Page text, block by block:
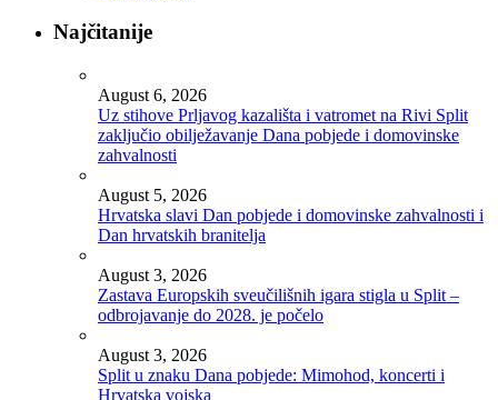
Najčitanije
August 6, 2026
Uz stihove Prljavog kazališta i vatromet na Rivi Split
zaključio obilježavanje Dana pobjede i domovinske
zahvalnosti
August 5, 2026
Hrvatska slavi Dan pobjede i domovinske zahvalnosti i
Dan hrvatskih branitelja
August 3, 2026
Zastava Europskih sveučilišnih igara stigla u Split –
odbrojavanje do 2028. je počelo
August 3, 2026
Split u znaku Dana pobjede: Mimohod, koncerti i
Hrvatska vojska